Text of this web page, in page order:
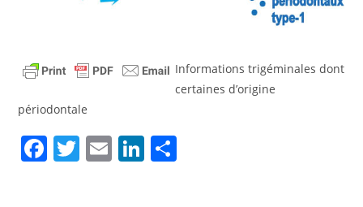
Informations trigéminales dont
certaines d’origine
périodontale
F T E Li